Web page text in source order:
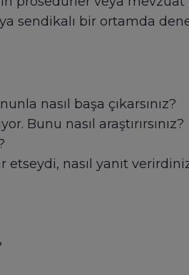
sendikalı bir ortamda
nasıl başa çıkarsınız?
Bunu nasıl araştırırsınız?
etseydi, nasıl yanıt